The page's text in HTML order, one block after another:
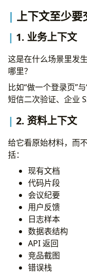
上下文至少
1. 业务上下文
这是在什么场景里发
哪里？
比如“做一个登录页”
短信二次验证、企业
2. 资料上下文
给它看原始材料，而
括：
现有文档
代码片段
会议纪要
用户反馈
日志样本
数据表结构
API 返回
竞品截图
错误栈